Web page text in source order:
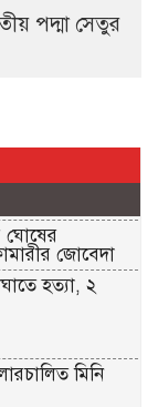
পদ্মা সেতুর
ঘোষের
জোবেদা
হত্যা, ২
মিনি